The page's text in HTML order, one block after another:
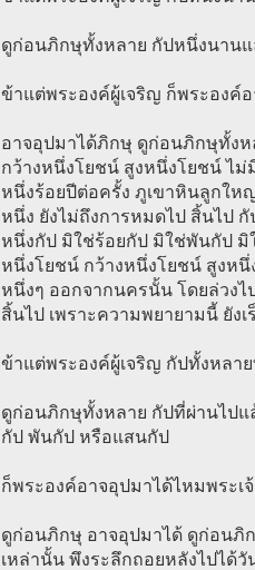
ดูก่อนภิกษุทั้งหลาย กัปหนึ่งนาน
ข้าแต่พระองค์ผู้เจริญ ก็พระองค์
อาจอุปมาได้ภิกษุ ดูก่อนภิกษุทั้งห
กว้างหนึ่งโยชน์ สูงหนึ่งโยชน์ ไ
หนึ่งร้อยปีต่อครั้ง ภูเขาหินลูกให
หนึ่ง ยังไม่ถึงการหมดไป สิ้นไป
หนึ่งกัป มิใช่ร้อยกัป มิใช่พันกัป มิ
หนึ่งโยชน์ กว้างหนึ่งโยชน์ สูงหนึ่
หนึ่งๆ ออกจากนครนั้น โดยล่วง
สิ้นไป เพราะความพยายามนี้ ยัง
ข้าแต่พระองค์ผู้เจริญ กัปทั้งหลา
ดูก่อนภิกษุทั้งหลาย กัปที่ผ่านไปแ
กัป พันกัป หรือแสนกัป
ก็พระองค์อาจอุปมาได้ไหมพระเ
ดูก่อนภิกษุ อาจอุปมาได้ ดูก่อนภิ
เหล่านั้น พึงระลึกถอยหลังไปได้